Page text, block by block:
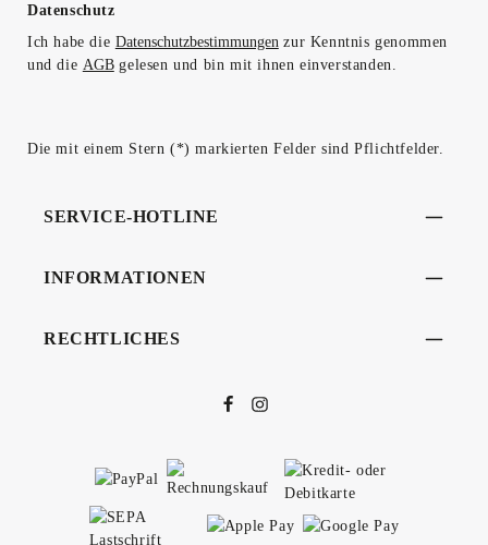
Datenschutz
Ich habe die Datenschutzbestimmungen zur Kenntnis genommen
und die AGBgelesen und bin mit ihnen einverstanden.
Die mit einem Stern (*) markierten Felder sind Pflichtfelder.
SERVICE-HOTLINE
INFORMATIONEN
RECHTLICHES